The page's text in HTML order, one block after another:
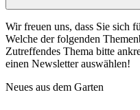
Wir freuen uns, dass Sie sich
Welche der folgenden
Zutreffendes Thema bitte
einen Newsletter auswählen!
Neues aus dem Garten